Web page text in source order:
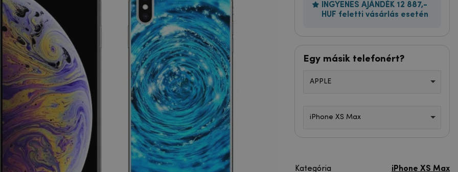
INGYENES AJÁNDÉK 12 887,-
HUF feletti vásárlás esetén
Egy másik telefonért?
APPLE
iPhone XS Max
Kategória
iPhone XS Max